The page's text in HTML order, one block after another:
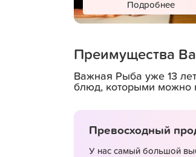
Подробнее
В поддержку
лап
Преимущества
Важная Рыба уже 13
блюд, которыми можно
Превосходный
У нас самый большой